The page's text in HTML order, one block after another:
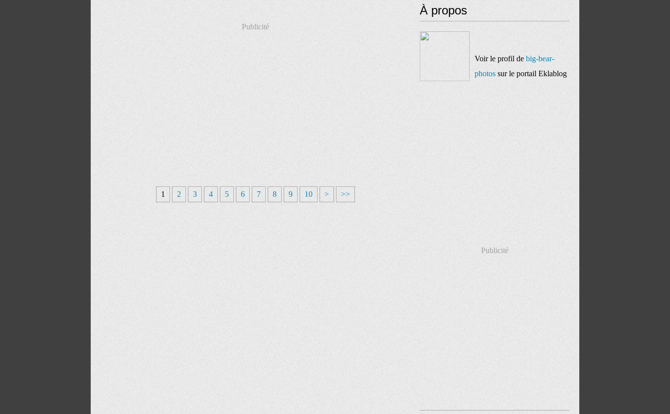
Publicité
1 2 3 4 5 6 7 8 9 10 > >>
À propos
Voir le profil debig-bear-
photossur le portail Eklablog
Publicité